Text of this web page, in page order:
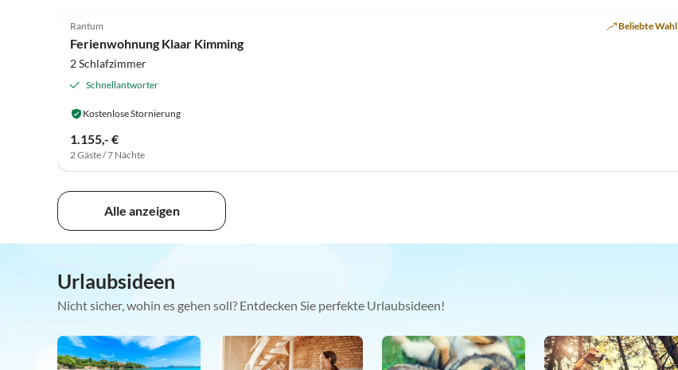
Rantum Beliebte Wahl
Ferienwohnung Klaar Kimming
2 Schlafzimmer
Schnellantworter
Kostenlose Stornierung
1.155,- €
2 Gäste / 7 Nächte
Alle anzeigen
Urlaubsideen
Nicht sicher, wohin es gehen soll? Entdecken Sie perfekte Urlaubsideen!